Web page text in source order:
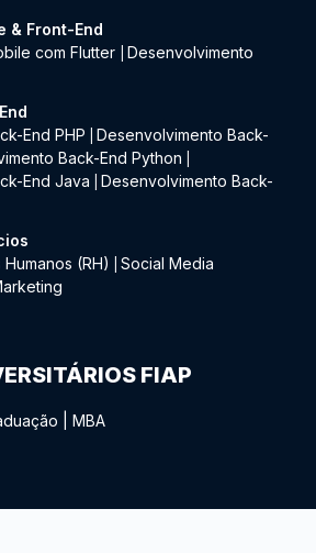
& Front-End
com Flutter
Desenvolvimento
End PHP
Desenvolvimento Back-
Back-End Python
End Java
Desenvolvimento Back-
(RH)
Social Media
FIAP
MBA